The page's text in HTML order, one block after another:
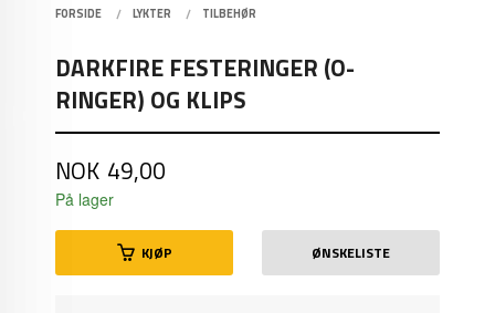
FORSIDE LYKTER TILBEHØR
DARKFIRE FESTERINGER (O-
RINGER) OG KLIPS
Pris
NOK 49,00
På lager
KJØP ØNSKELISTE